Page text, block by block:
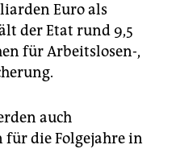
Euro als
der Etat rund 9,5
für Arbeitslosen-,
auch
für die Folgejahre in